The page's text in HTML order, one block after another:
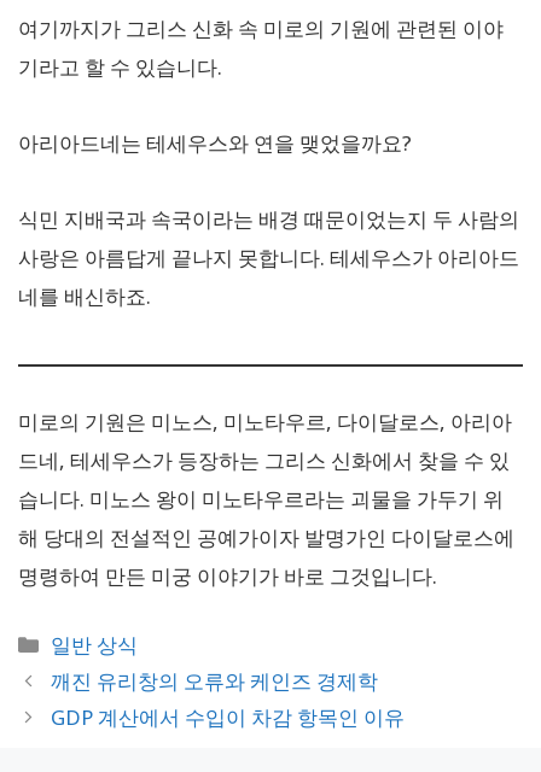
여기까지가 그리스 신화 속 미로의 기원에 관련된 이야
기라고 할 수 있습니다.
아리아드네는 테세우스와 연을 맺었을까요?
식민 지배국과 속국이라는 배경 때문이었는지 두 사람의
사랑은 아름답게 끝나지 못합니다. 테세우스가 아리아드
네를 배신하죠.
미로의 기원은 미노스, 미노타우르, 다이달로스, 아리아
드네, 테세우스가 등장하는 그리스 신화에서 찾을 수 있
습니다. 미노스 왕이 미노타우르라는 괴물을 가두기 위
해 당대의 전설적인 공예가이자 발명가인 다이달로스에
명령하여 만든 미궁 이야기가 바로 그것입니다.
카
테
고
리
일반 상식
깨진 유리창의 오류와 케인즈 경제학
GDP 계산에서 수입이 차감 항목인 이유